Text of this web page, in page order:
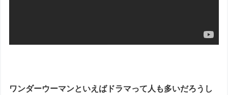
ワンダーウーマンといえばドラマって人も多いだろうし